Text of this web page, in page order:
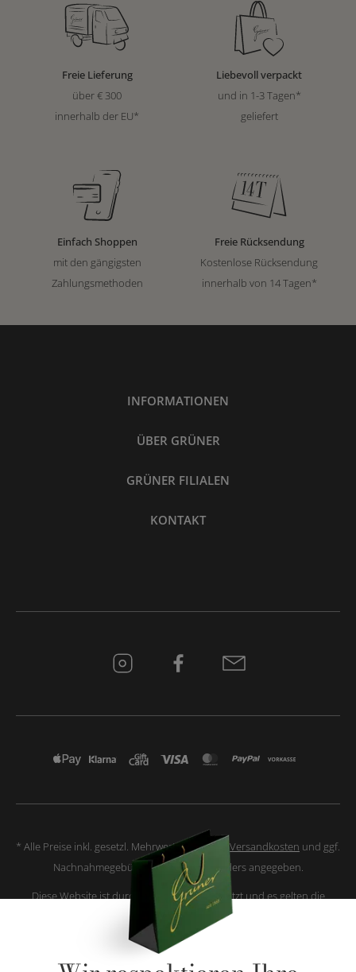
Freie Lieferung
über € 300
innerhalb der EU*
Liebevoll verpackt
und in 1-3 Tagen*
geliefert
Einfach Shoppen
mit den gängigsten
Zahlungsmethoden
Freie Rücksendung
Kostenlose Rücksendung
innerhalb von 14 Tagen*
INFORMATIONEN
ÜBER GRÜNER
GRÜNER FILIALEN
KONTAKT
* Alle Preise inkl. gesetzl. Mehrwertsteuer zzgl.Versandkosten und ggf.
Nachnahmegebühren, wenn nicht anders angegeben.
Diese Website ist durch reCAPTCHA geschützt und es gelten die
Datenschutzbestimmungen
und Nutzungsbedingungen